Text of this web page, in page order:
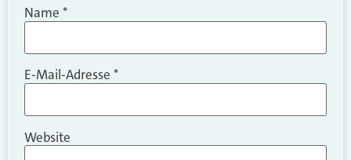
Name *
E-Mail-Adresse *
Website